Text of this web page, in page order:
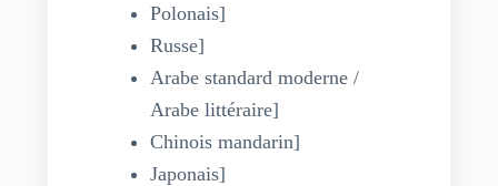
Polonais]
Russe]
Arabe standard moderne /
Arabe littéraire]
Chinois mandarin]
Japonais]